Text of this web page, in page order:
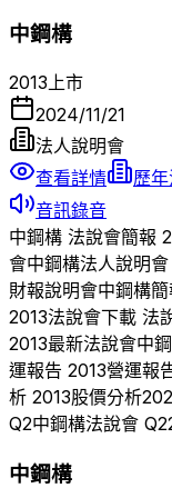
中鋼構
2013 上市
2024/11/21
法人說明會
查看詳情
歷
音訊錄音
中鋼構 法說會簡報
會中鋼構法人說明會
財報說明會中鋼構
2013法說會下載 法
2013最新法說會中
運報告 2013營運報
析 2013股價分析
Q2中鋼構法說會 Q2
中鋼構